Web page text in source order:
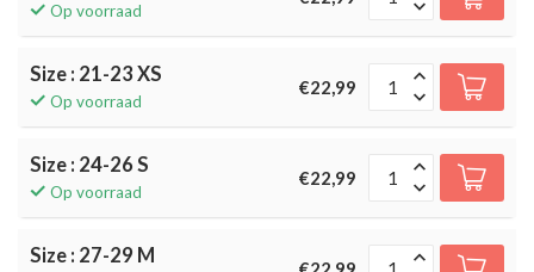
Op voorraad
Size : 21-23 XS
Op voorraad
€22,99
Size : 24-26 S
Op voorraad
€22,99
Size : 27-29 M